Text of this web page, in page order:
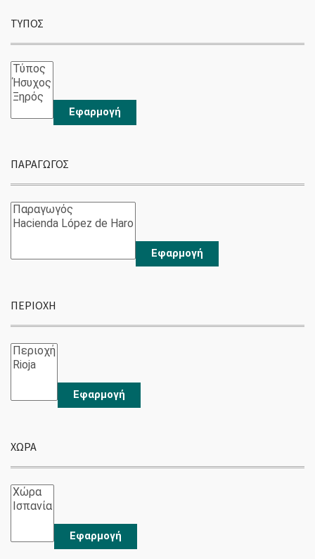
ΤΥΠΟΣ
Εφαρμογή
ΠΑΡΑΓΩΓΌΣ
Εφαρμογή
ΠΕΡΙΟΧΉ
Εφαρμογή
ΧΏΡΑ
Εφαρμογή